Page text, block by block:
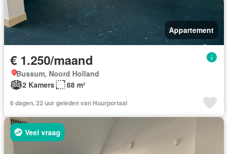
Appartement
€ 1.250/maand
Bussum, Noord Holland
2 Kamers
88 m²
6 dagen, 22 uur geleden van Huurportaal
Veel vraag